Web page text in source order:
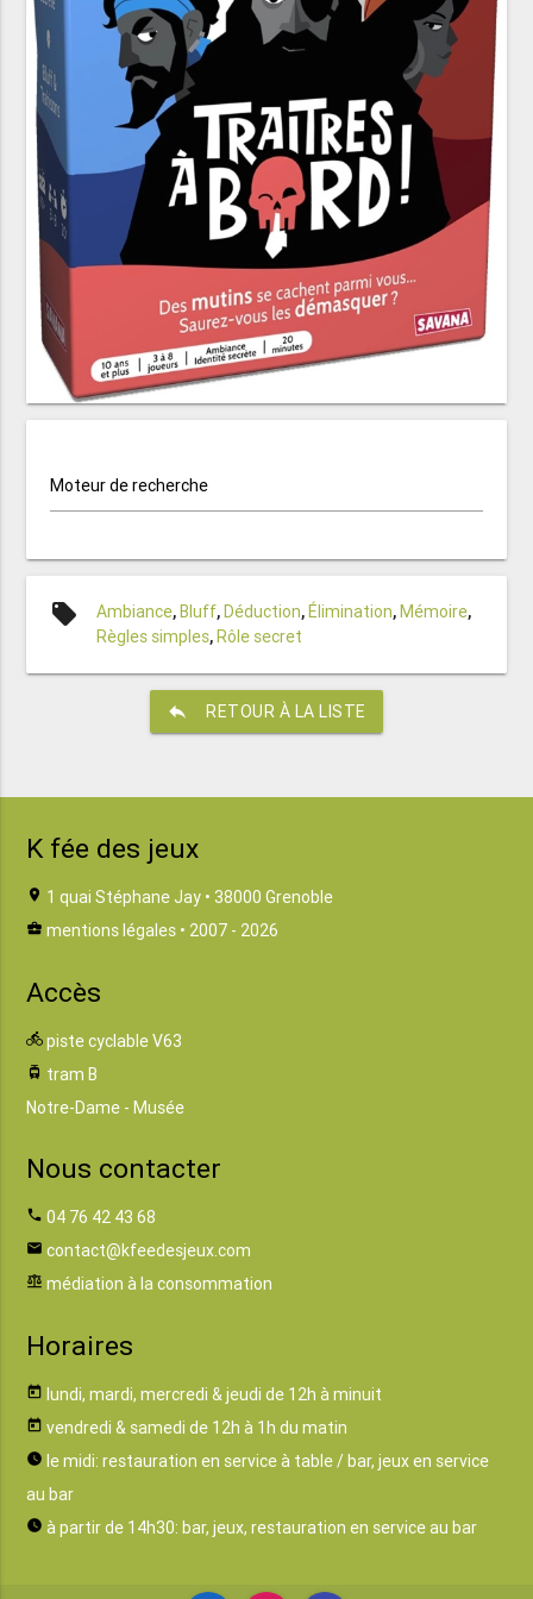
Moteur de recherche
local_offer Ambiance,Bluff,Déduction,Élimination,Mémoire,
Règles simples,Rôle secret
reply RETOUR À LA LISTE
K fée des jeux
location_on 1 quai Stéphane Jay • 38000 Grenoble
business_center mentions légales • 2007 - 2026
Accès
directions_bike piste cyclable V63
tram tram B
Notre-Dame - Musée
Nous contacter
phone 04 76 42 43 68
email contact@kfeedesjeux.com
balance médiation à la consommation
Horaires
today lundi, mardi, mercredi & jeudi de 12h à minuit
today vendredi & samedi de 12h à 1h du matin
watch_later le midi: restauration en service à table / bar, jeux en service
au bar
watch_later à partir de 14h30: bar, jeux, restauration en service au bar